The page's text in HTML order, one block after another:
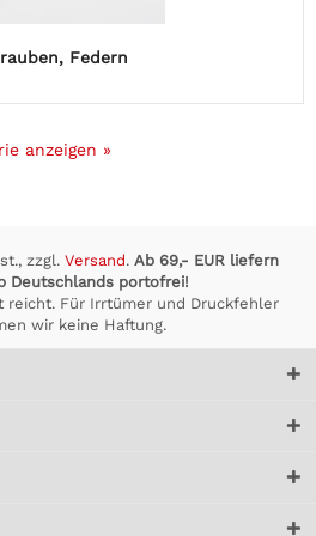
Federn
anzeigen »
zzgl. Versand. Ab 69,- EUR liefern
Deutschlands portofrei!
reicht. Für Irrtümer und Druckfehler
wir keine Haftung.